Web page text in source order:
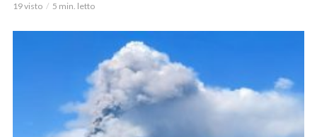
19 visto 5 min. letto